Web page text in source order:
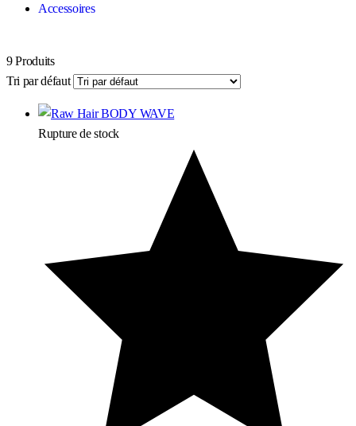
Accessoires
9Produits
Tri par défaut
Rupture de stock